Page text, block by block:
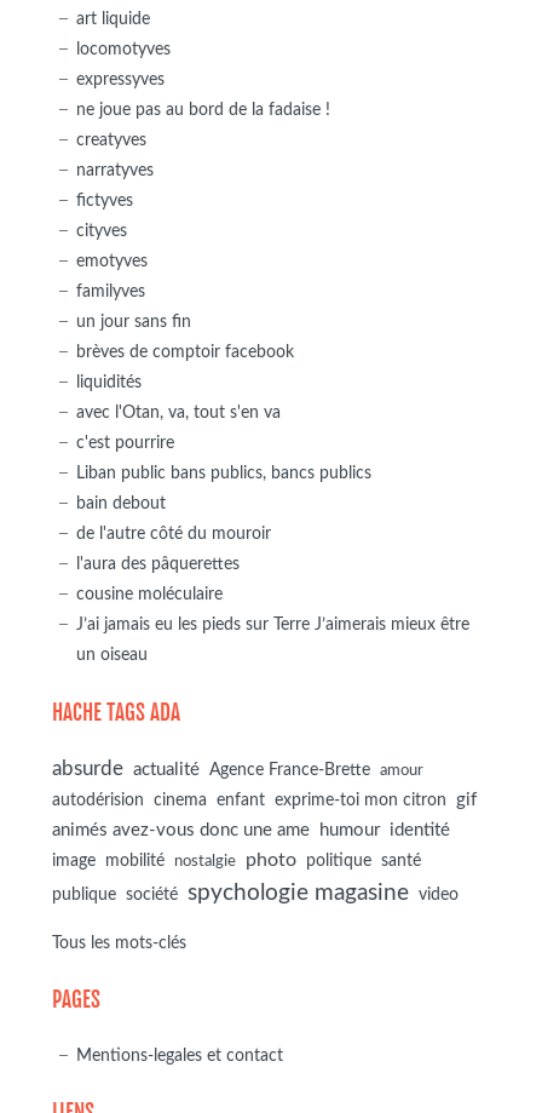
art liquide
locomotyves
expressyves
ne joue pas au bord de la fadaise !
creatyves
narratyves
fictyves
cityves
emotyves
familyves
un jour sans fin
brèves de comptoir facebook
liquidités
avec l'Otan, va, tout s'en va
c'est pourrire
Liban public bans publics, bancs publics
bain debout
de l'autre côté du mouroir
l'aura des pâquerettes
cousine moléculaire
J’ai jamais eu les pieds sur Terre J’aimerais mieux être
un oiseau
HACHE TAGS ADA
absurde actualité Agence France-Brette amour
autodérision cinema enfant exprime-toi mon citron
gif
animés avez-vous donc une ame
humour identité
image mobilité nostalgie photo politique
santé
publique
société spychologie magasine video
Tous les mots-clés
PAGES
Mentions-legales et contact